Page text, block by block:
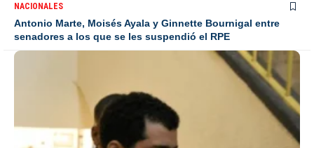
NACIONALES
Antonio Marte, Moisés Ayala y Ginnette Bournigal entre
senadores a los que se les suspendió el RPE